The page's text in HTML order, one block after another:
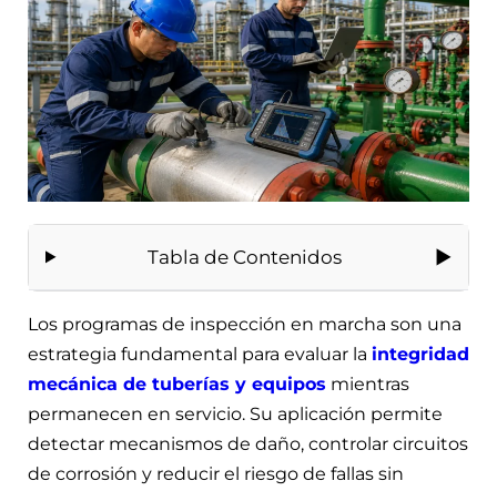
Tabla de Contenidos
Los programas de inspección en marcha son una
estrategia fundamental para evaluar la integridad
mecánica de tuberías y equipos mientras
permanecen en servicio. Su aplicación permite
detectar mecanismos de daño, controlar circuitos
de corrosión y reducir el riesgo de fallas sin